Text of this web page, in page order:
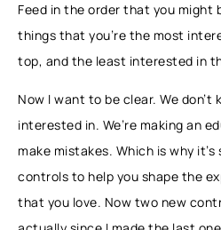
Feed in the order that you might
things that you’re the most
top, and the least interested in
Now I want to be clear. We don’t
interested in. We’re making an
make mistakes. Which is why
controls to help you shape the
that you love. Now two new